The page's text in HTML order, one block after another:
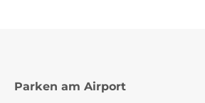
Parken am Airport